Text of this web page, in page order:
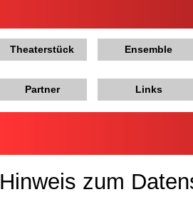
Theaterstück Ensemble
Partner Links
Hinweis zum